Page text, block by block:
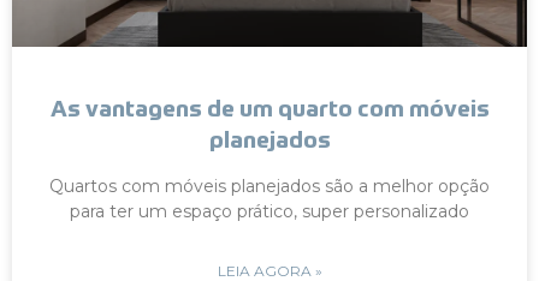
As vantagens de um quarto com móveis
planejados
Quartos com móveis planejados são a melhor opção
para ter um espaço prático, super personalizado
LEIA AGORA »